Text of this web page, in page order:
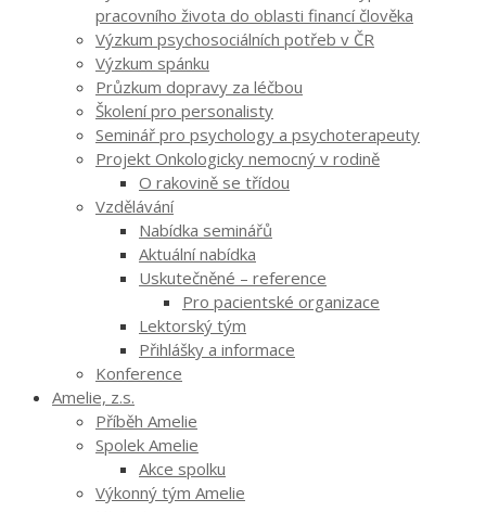
pracovního života do oblasti financí člověka
Výzkum psychosociálních potřeb v ČR
Výzkum spánku
Průzkum dopravy za léčbou
Školení pro personalisty
Seminář pro psychology a psychoterapeuty
Projekt Onkologicky nemocný v rodině
O rakovině se třídou
Vzdělávání
Nabídka seminářů
Aktuální nabídka
Uskutečněné – reference
Pro pacientské organizace
Lektorský tým
Přihlášky a informace
Konference
Amelie, z.s.
Příběh Amelie
Spolek Amelie
Akce spolku
Výkonný tým Amelie